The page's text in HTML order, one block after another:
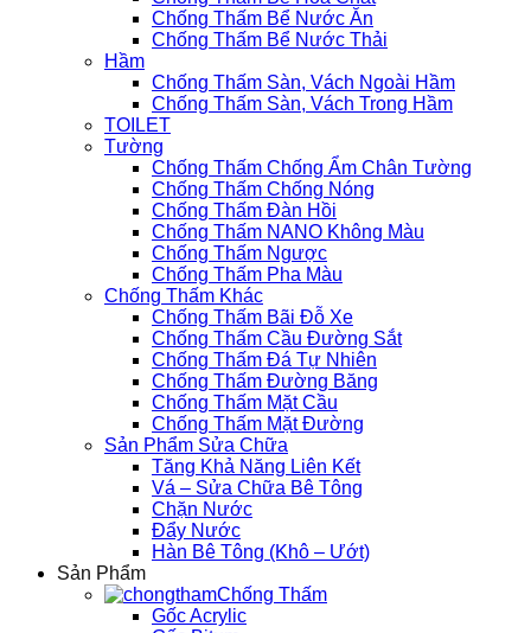
Chống Thấm Bể Nước Ăn
Chống Thấm Bể Nước Thải
Hầm
Chống Thấm Sàn, Vách Ngoài Hầm
Chống Thấm Sàn, Vách Trong Hầm
TOILET
Tường
Chống Thấm Chống Ẩm Chân Tường
Chống Thấm Chống Nóng
Chống Thấm Đàn Hồi
Chống Thấm NANO Không Màu
Chống Thấm Ngược
Chống Thấm Pha Màu
Chống Thấm Khác
Chống Thấm Bãi Đỗ Xe
Chống Thấm Cầu Đường Sắt
Chống Thấm Đá Tự Nhiên
Chống Thấm Đường Băng
Chống Thấm Mặt Cầu
Chống Thấm Mặt Đường
Sản Phẩm Sửa Chữa
Tăng Khả Năng Liên Kết
Vá – Sửa Chữa Bê Tông
Chặn Nước
Đẩy Nước
Hàn Bê Tông (Khô – Ướt)
Sản Phẩm
Chống Thấm
Gốc Acrylic